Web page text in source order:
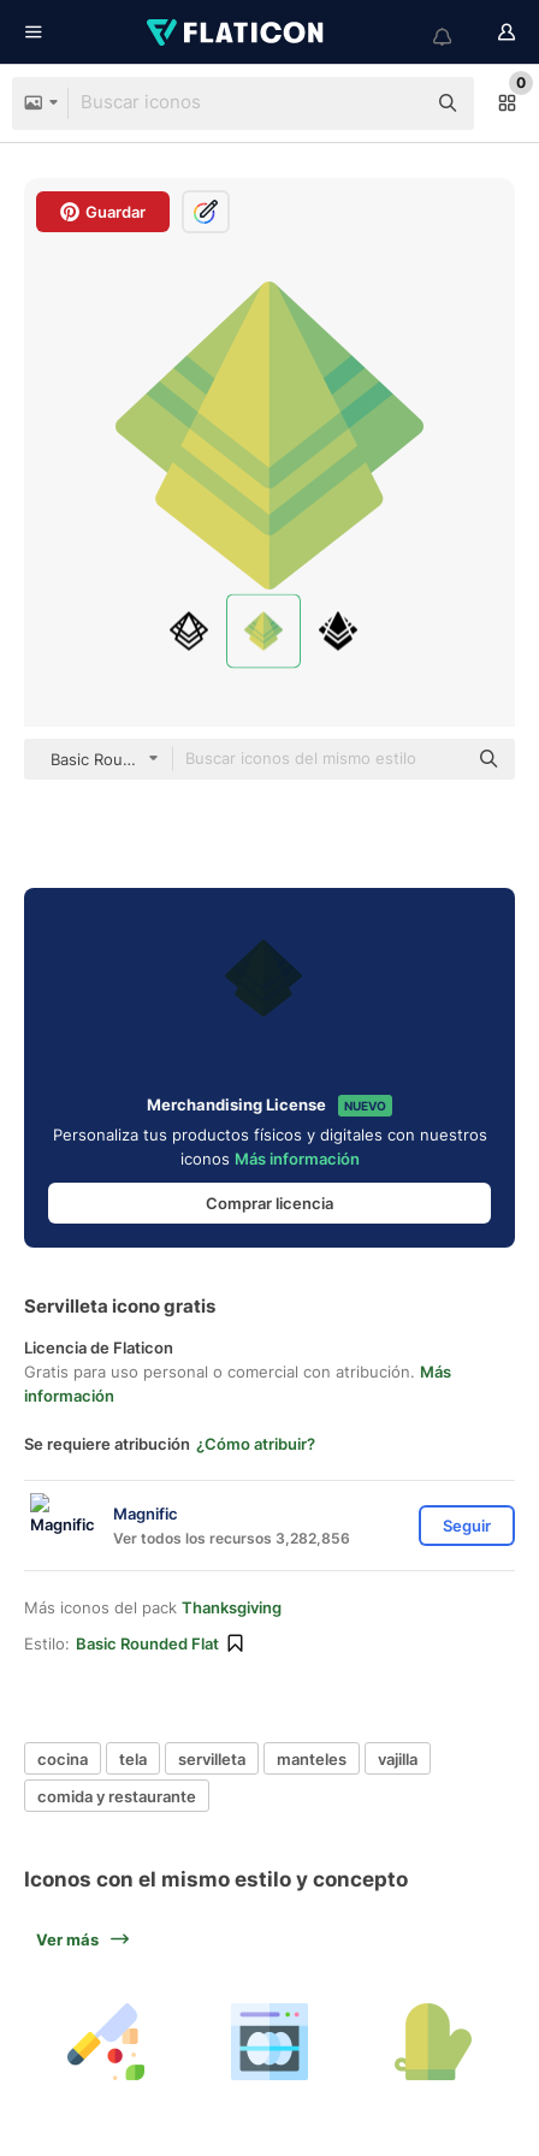
0
Guardar
Basic Rounded Flat
Merchandising License NUEVO
Personaliza tus productos físicos y digitales con nuestros
iconos Más información
Comprar licencia
Servilleta icono gratis
Licencia de Flaticon
Gratis para uso personal o comercial con atribución. Más
información
Se requiere atribución ¿Cómo atribuir?
Magnific
Ver todos los recursos 3,282,856
Seguir
Más iconos del pack Thanksgiving
Estilo: Basic Rounded Flat
cocina tela servilleta manteles
vajilla
comida y restaurante
Iconos con el mismo estilo y concepto
Ver más